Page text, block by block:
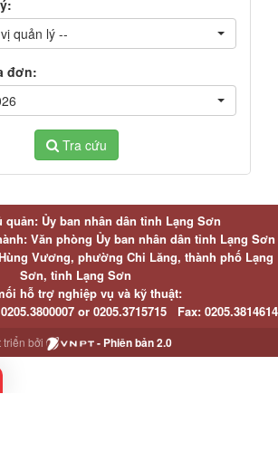
quản lý --
đơn:
Tra cứu
quản: Ủy ban nhân dân tỉnh Lạng Sơn
Văn phòng Ủy ban nhân dân tỉnh Lạng Sơn
Vương, phường Chi Lăng, thành phố Lạng
Sơn, tỉnh Lạng Sơn
hỗ trợ nghiệp vụ và kỹ thuật:
0205.3800007 or 0205.3715715 Fax: 0205.3814614
triển bởi - Phiên bản 2.0